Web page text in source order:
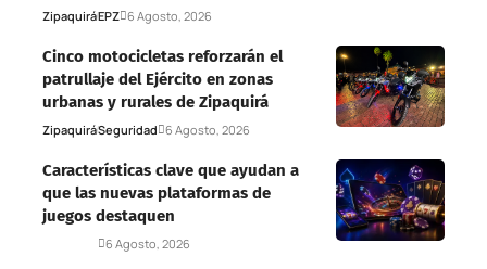
ZipaquiráEPZ 6 Agosto, 2026
Cinco motocicletas reforzarán el
patrullaje del Ejército en zonas
urbanas y rurales de Zipaquirá
ZipaquiráSeguridad 6 Agosto, 2026
Características clave que ayudan a
que las nuevas plataformas de
juegos destaquen
6 Agosto, 2026